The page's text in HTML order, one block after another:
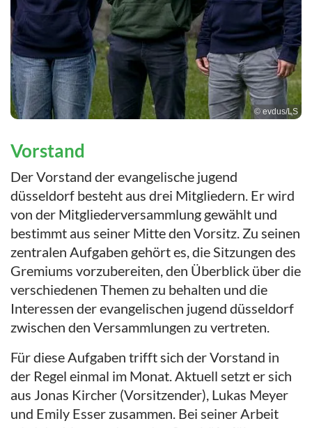
© evdus/LS
Vorstand
Der Vorstand der evangelische jugend
düsseldorf besteht aus drei Mitgliedern. Er wird
von der Mitgliederversammlung gewählt und
bestimmt aus seiner Mitte den Vorsitz. Zu seinen
zentralen Aufgaben gehört es, die Sitzungen des
Gremiums vorzubereiten, den Überblick über die
verschiedenen Themen zu behalten und die
Interessen der evangelischen jugend düsseldorf
zwischen den Versammlungen zu vertreten.
Für diese Aufgaben trifft sich der Vorstand in
der Regel einmal im Monat. Aktuell setzt er sich
aus Jonas Kircher (Vorsitzender), Lukas Meyer
und Emily Esser zusammen. Bei seiner Arbeit